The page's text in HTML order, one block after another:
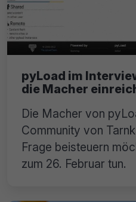
pyLoad im
die Macher
Die Macher von
Community von
Frage beisteuern
zum 26. Februar tun.